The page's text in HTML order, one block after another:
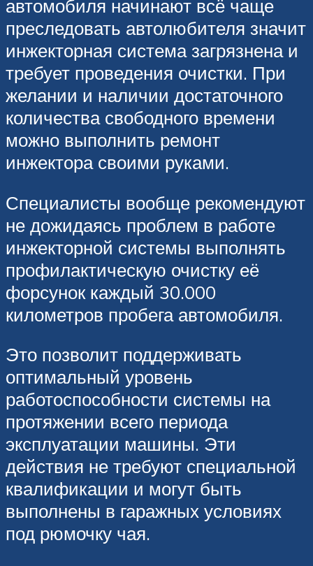
автомобиля начинают всё чаще
преследовать автолюбителя значит
инжекторная система загрязнена и
требует проведения очистки. При
желании и наличии достаточного
количества свободного времени
можно выполнить ремонт
инжектора своими руками.
Специалисты вообще рекомендуют
не дожидаясь проблем в работе
инжекторной системы выполнять
профилактическую очистку её
форсунок каждый 30.000
километров пробега автомобиля.
Это позволит поддерживать
оптимальный уровень
работоспособности системы на
протяжении всего периода
эксплуатации машины. Эти
действия не требуют специальной
квалификации и могут быть
выполнены в гаражных условиях
под рюмочку чая.